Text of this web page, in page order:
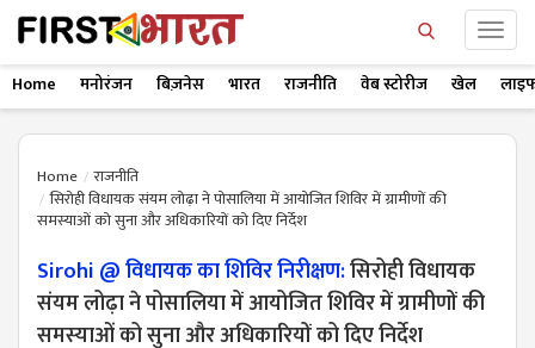
Home मनोरंजन बिज़नेस भारत राजनीति वेब स्टोरीज खेल
Home
राजनीति
सिरोही विधायक संयम लोढ़ा ने पोसालिया में आयोजित शिविर में ग्रामीणों की
समस्याओं को सुना और अधिकारियों को दिए निर्देश
Sirohi @ विधायक का शिविर निरीक्षण:सिरोही विधायक
संयम लोढ़ा ने पोसालिया में आयोजित शिविर में ग्रामीणों की
समस्याओं को सुना और अधिकारियों को दिए निर्देश